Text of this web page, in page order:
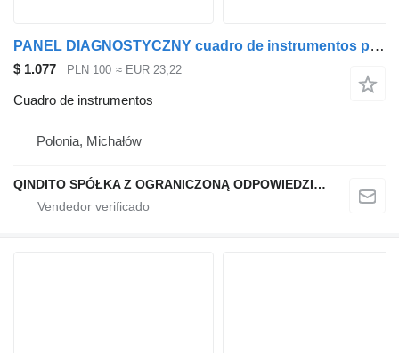
PANEL DIAGNOSTYCZNY cuadro de instrumentos para Scania R cabeza tractora
$ 1.077 PLN 100 ≈ EUR 23,22
Cuadro de instrumentos
Polonia, Michałów
QINDITO SPÓŁKA Z OGRANICZONĄ ODPOWIEDZIALNOŚCIĄ